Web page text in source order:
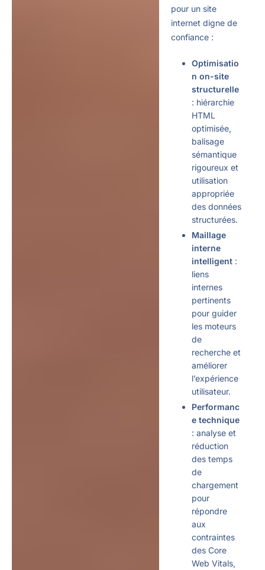
pour un site
internet digne de
confiance :
Optimisatio
n on-site
structurelle
: hiérarchie
HTML
optimisée,
balisage
sémantique
rigoureux et
utilisation
appropriée
des données
structurées.
Maillage
interne
intelligent:
liens
internes
pertinents
pour guider
les moteurs
de
recherche et
améliorer
l’expérience
utilisateur.
Performanc
e technique
: analyse et
réduction
des temps
de
chargement
pour
répondre
aux
contraintes
des Core
Web Vitals,